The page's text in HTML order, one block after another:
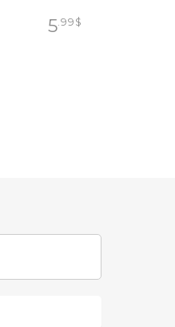
5 .99 $